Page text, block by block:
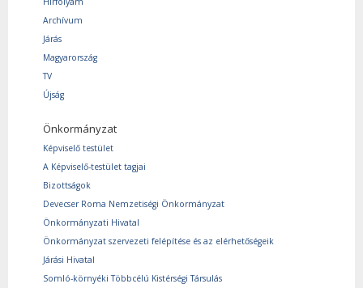
Archívum
Járás
Magyarország
TV
Újság
Önkormányzat
Képviselő testület
A Képviselő-testület tagjai
Bizottságok
Devecser Roma Nemzetiségi Önkormányzat
Önkormányzati Hivatal
Önkormányzat szervezeti felépítése és az elérhetőségeik
Járási Hivatal
Somló-környéki Többcélú Kistérségi Társulás